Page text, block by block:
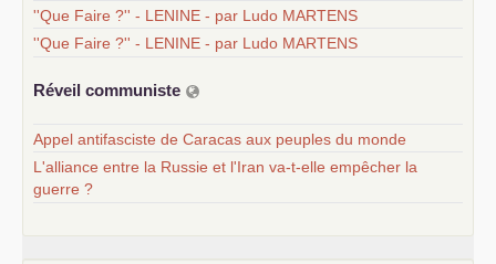
''Que Faire ?'' - LENINE - par Ludo MARTENS
''Que Faire ?'' - LENINE - par Ludo MARTENS
Réveil communiste
Appel antifasciste de Caracas aux peuples du monde
L'alliance entre la Russie et l'Iran va-t-elle empêcher la
guerre ?